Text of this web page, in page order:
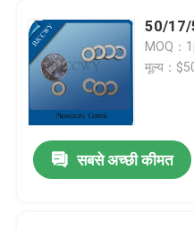
50/17/
MOQ：
मूल्य：
सबसे अच्छी कीमत